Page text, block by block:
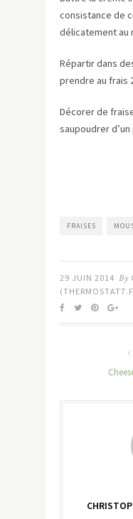
consistance de
délicatement au
Répartir dans
prendre au frais
Décorer de
saupoudrer
FRAISES
29 JUIN 2014 By